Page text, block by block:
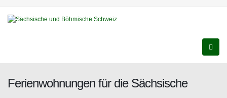
Ferienwohnungen für die Sächsische